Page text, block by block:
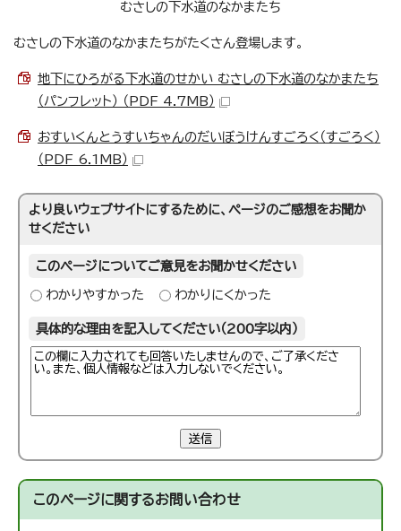
むさしの下水道のなかまたち
むさしの下水道のなかまたちがたくさん登場します。
地下にひろがる下水道のせかい むさしの下水道のなかまたち
（パンフレット） （PDF 4.7MB）
おすいくんとうすいちゃんのだいぼうけんすごろく（すごろく）
（PDF 6.1MB）
より良いウェブサイトにするために、ページのご感想をお聞か
せください
このページについてご意見をお聞かせください
わかりやすかった わかりにくかった
具体的な理由を記入してください（200字以内）
送信
このページに関するお問い合わせ